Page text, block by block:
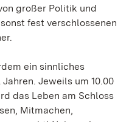
großer Politik und
fest verschlossenen
ein sinnliches
Jeweils um 10.00
das Leben am Schloss
Mitmachen,